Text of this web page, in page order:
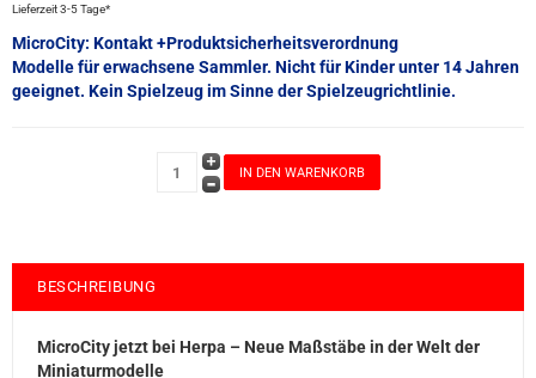
Lieferzeit 3-5 Tage*
MicroCity: Kontakt +Produktsicherheitsverordnung
Modelle für erwachsene Sammler. Nicht für Kinder unter 14 Jahren
geeignet. Kein Spielzeug im Sinne der Spielzeugrichtlinie.
BESCHREIBUNG
MicroCity jetzt bei Herpa – Neue Maßstäbe in der Welt der
Miniaturmodelle